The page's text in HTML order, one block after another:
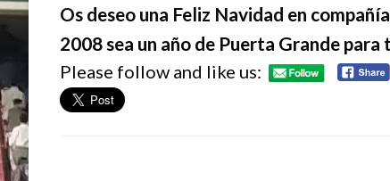
Os deseo una Feliz Navidad en
2008 sea un año de Puerta Grande para
Please follow and like us: